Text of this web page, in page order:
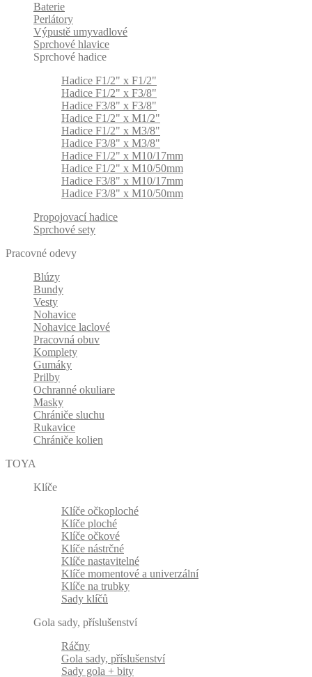
Baterie
Perlátory
Výpustě umyvadlové
Sprchové hlavice
Sprchové hadice
Hadice F1/2" x F1/2"
Hadice F1/2" x F3/8"
Hadice F3/8" x F3/8"
Hadice F1/2" x M1/2"
Hadice F1/2" x M3/8"
Hadice F3/8" x M3/8"
Hadice F1/2" x M10/17mm
Hadice F1/2" x M10/50mm
Hadice F3/8" x M10/17mm
Hadice F3/8" x M10/50mm
Propojovací hadice
Sprchové sety
Pracovné odevy
Blúzy
Bundy
Vesty
Nohavice
Nohavice laclové
Pracovná obuv
Komplety
Gumáky
Prilby
Ochranné okuliare
Masky
Chrániče sluchu
Rukavice
Chrániče kolien
TOYA
Klíče
Klíče očkoploché
Klíče ploché
Klíče očkové
Klíče nástrčné
Klíče nastavitelné
Klíče momentové a univerzální
Klíče na trubky
Sady klíčů
Gola sady, příslušenství
Ráčny
Gola sady, příslušenství
Sady gola + bity